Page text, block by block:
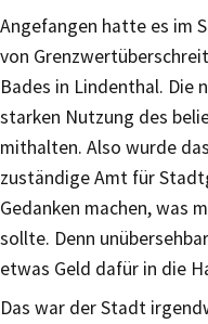
Angefangen hatte es im
von
Bades in Lindenthal. Die
starken Nutzung des
mithalten. Also wurde
zuständige Amt für
Gedanken machen, was
sollte. Denn
etwas Geld dafür in die
Das war der Stadt